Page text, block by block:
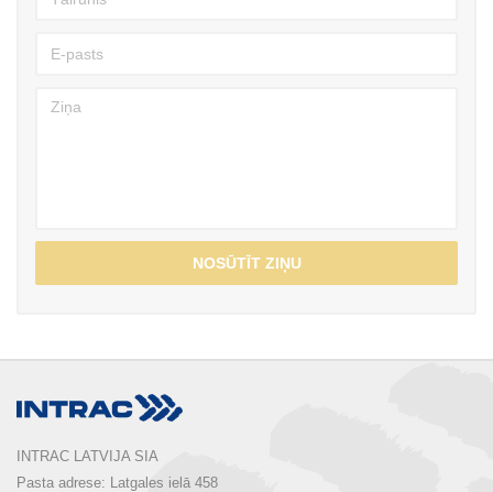
NOSŪTĪT ZIŅU
INTRAC LATVIJA SIA
Pasta adrese: Latgales ielā 458